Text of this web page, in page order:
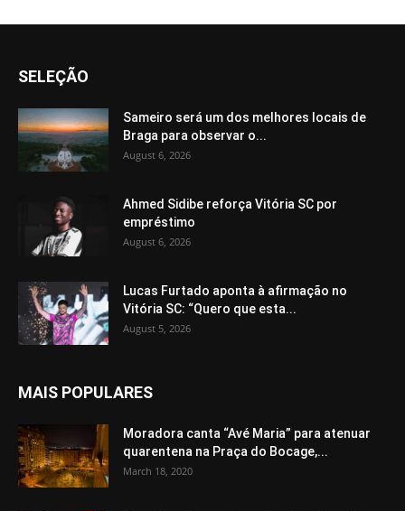
SELEÇÃO
Sameiro será um dos melhores locais de
Braga para observar o...
August 6, 2026
Ahmed Sidibe reforça Vitória SC por
empréstimo
August 6, 2026
Lucas Furtado aponta à afirmação no
Vitória SC: “Quero que esta...
August 5, 2026
MAIS POPULARES
Moradora canta “Avé Maria” para atenuar
quarentena na Praça do Bocage,...
March 18, 2020